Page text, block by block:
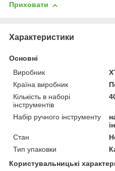
Приховати
Характеристики
Основні
Виробник
Країна виробник
Кількість в наборі
інструментів
Набір ручного інструменту
Стан
Тип упаковки
Користувальницькі